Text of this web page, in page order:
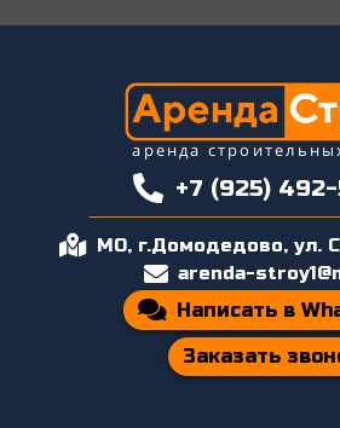
аренда
+7 (925)
МО, г.Домодедово, ул.
arenda-
Написать в
Заказать